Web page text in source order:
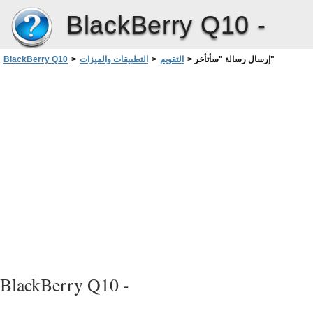
BlackBerry Q10 -
BlackBerry Q10 > التطبيقات والميزات > التقويم > إرسال رسالة "سأتأخر"
BlackBerry Q10 -